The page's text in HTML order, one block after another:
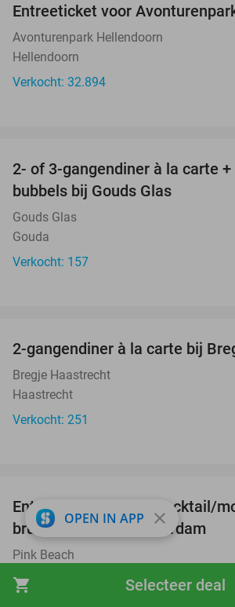
shopping_cart Selecteer deal
Entreeticket voor
Avonturenpark Hellendoorn
Hellendoorn
Verkocht: 32.894
2- of 3-gangendiner à la carte
bubbels bij Gouds Glas
Gouds Glas
Gouda
Verkocht: 157
2-gangendiner à la carte bij
Bregje Haastrecht
Haastrecht
Verkocht: 251
Entree Pink Beach + cocktail/
brunch/lunch in Amsterdam
Pink Beach
Amsterdam
OPEN IN APP close